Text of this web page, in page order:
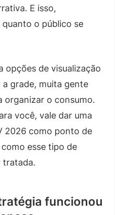
E isso,
o público se
opções de visualização
grade, muita gente
organizar o consumo.
você, vale dar uma
2026 como ponto de
esse tipo de
tratada.
funcionou